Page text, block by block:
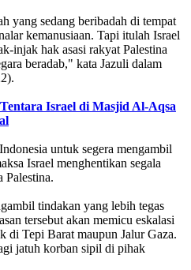
yang sedang beribadah di tempat
kemanusiaan. Tapi itulah Israel
injak hak asasi rakyat Palestina
beradab," kata Jazuli dalam
Israel di Masjid Al-Aqsa
untuk segera mengambil
Israel menghentikan segala
Palestina.
tindakan yang lebih tegas
tersebut akan memicu eskalasi
di Tepi Barat maupun Jalur Gaza.
jatuh korban sipil di pihak